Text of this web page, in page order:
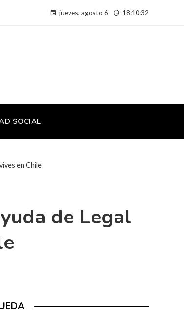
jueves, agosto 6 18:10:33
SOCIAL
en Chile
de Legal